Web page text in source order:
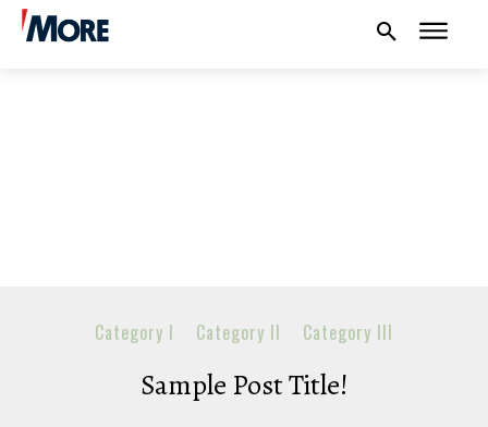
Category I Category II Category III
Sample Post Title!